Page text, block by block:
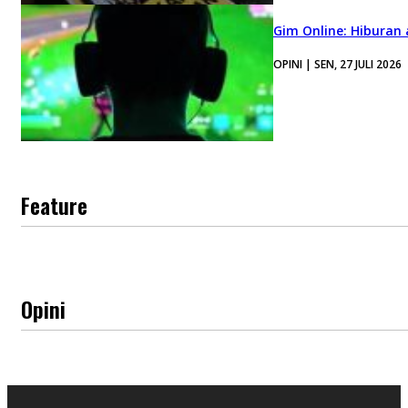
Gim Online:
OPINI | SEN, 27 JULI 2026
Feature
Opini